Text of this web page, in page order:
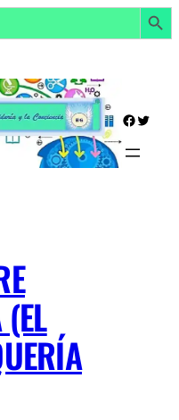
Botón de
Twitter